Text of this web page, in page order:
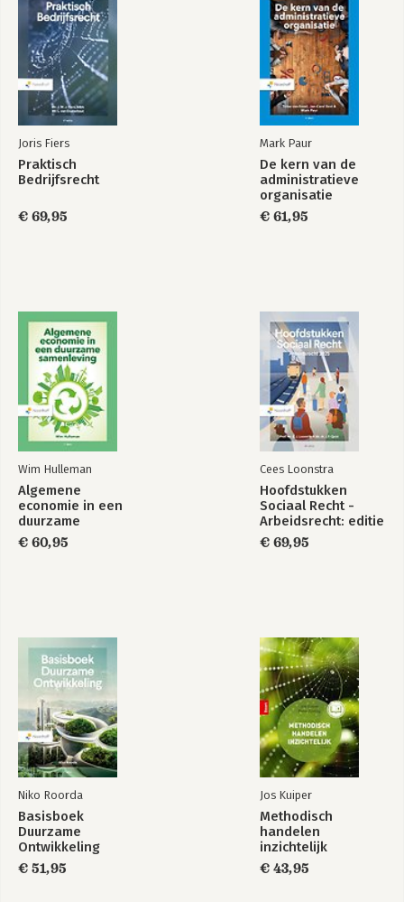
Joris Fiers
Praktisch
Bedrijfsrecht
€ 69,95
Mark Paur
De kern van de
administratieve
organisatie
€ 61,95
Wim Hulleman
Algemene
economie in een
duurzame
samenleving
€ 60,95
Cees Loonstra
Hoofdstukken
Sociaal Recht -
Arbeidsrecht: editie
2025
€ 69,95
Niko Roorda
Basisboek
Duurzame
Ontwikkeling
€ 51,95
Jos Kuiper
Methodisch
handelen
inzichtelijk
€ 43,95